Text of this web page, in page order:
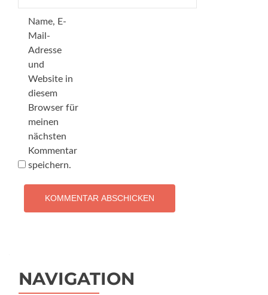
Name, E-
Mail-
Adresse
und
Website in
diesem
Browser für
meinen
nächsten
Kommentar
speichern.
NAVIGATION